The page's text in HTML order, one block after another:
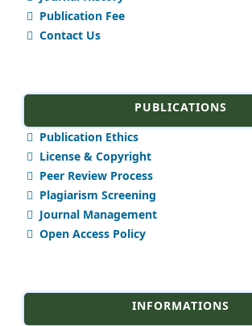
Publication Fee
Contact Us
PUBLICATIONS
Publication Ethics
License & Copyright
Peer Review Process
Plagiarism Screening
Journal Management
Open Access Policy
INFORMATIONS